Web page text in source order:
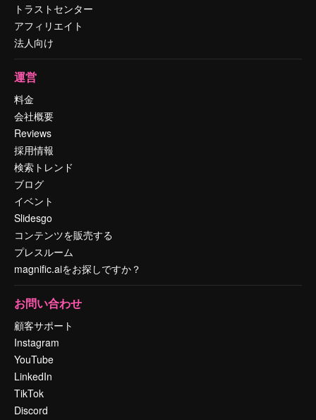
トラストセンター
アフィリエイト
法人向け
運営
料金
会社概要
Reviews
採用情報
検索トレンド
ブログ
イベント
Slidesgo
コンテンツを販売する
プレスルーム
magnific.aiをお探しですか？
お問い合わせ
顧客サポート
Instagram
YouTube
LinkedIn
TikTok
Discord